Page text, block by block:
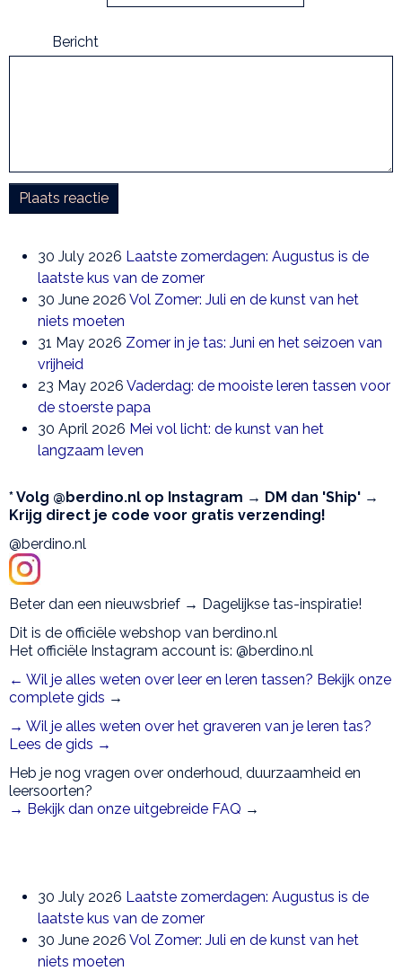
Bericht
Plaats reactie
30 July 2026 Laatste zomerdagen: Augustus is de
laatste kus van de zomer
30 June 2026 Vol Zomer: Juli en de kunst van het
niets moeten
31 May 2026 Zomer in je tas: Juni en het seizoen van
vrijheid
23 May 2026 Vaderdag: de mooiste leren tassen voor
de stoerste papa
30 April 2026 Mei vol licht: de kunst van het
langzaam leven
* Volg @berdino.nl op Instagram → DM dan 'Ship' →
Krijg direct je code voor gratis verzending!
@berdino.nl
Beter dan een nieuwsbrief → Dagelijkse tas-inspiratie!
Dit is de officiële webshop van berdino.nl
Het officiële Instagram account is: @berdino.nl
← Wil je alles weten over leer en leren tassen? Bekijk onze
complete gids →
→ Wil je alles weten over het graveren van je leren tas?
Lees de gids →
Heb je nog vragen over onderhoud, duurzaamheid en
leersoorten?
→ Bekijk dan onze uitgebreide FAQ →
30 July 2026 Laatste zomerdagen: Augustus is de
laatste kus van de zomer
30 June 2026 Vol Zomer: Juli en de kunst van het
niets moeten